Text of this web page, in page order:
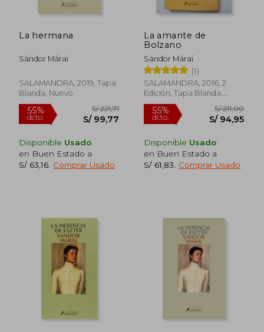
La hermana
Sándor Márai
SALAMANDRA, 2019, Tapa
Blanda, Nuevo
Disponible Usado
en Buen Estado a
S/ 63,16 Comprar Usado
La amante de
Bolzano
Sándor Márai
(1)
SALAMANDRA, 2016, 2
Edición, Tapa Blanda,
Nuevo
Disponible Usado
en Buen Estado a
S/ 61,83
Comprar Usado